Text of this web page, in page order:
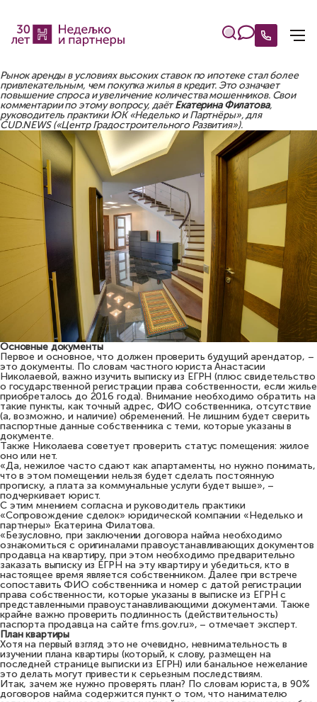
Рынок аренды в условиях высоких ставок по ипотеке стал более
привлекательным, чем покупка жилья в кредит. Это означает
повышение спроса и увеличение количества мошенников. Свои
комментарии по этому вопросу, даётЕкатерина Филатова,
руководитель практики ЮК «Неделько и Партнёры», для
CUD.NEWS («Центр Градостроительного Развития»).
Основные документы
Первое и основное, что должен проверить будущий арендатор, –
это документы. По словам частного юриста Анастасии
Николаевой, важно изучить выписку из ЕГРН (плюс свидетельство
о государственной регистрации права собственности, если жилье
приобреталось до 2016 года). Внимание необходимо обратить на
такие пункты, как точный адрес, ФИО собственника, отсутствие
(а, возможно, и наличие) обременений. Не лишним будет сверить
паспортные данные собственника с теми, которые указаны в
документе.
Также Николаева советует проверить статус помещения: жилое
оно или нет.
«Да, нежилое часто сдают как апартаменты, но нужно понимать,
что в этом помещении нельзя будет сделать постоянную
прописку, а плата за коммунальные услуги будет выше», –
подчеркивает юрист.
С этим мнением согласна и руководитель практики
«Сопровождение сделок» юридической компании «Неделько и
партнеры» Екатерина Филатова.
«Безусловно, при заключении договора найма необходимо
ознакомиться с оригиналами правоустанавливающих документов
продавца на квартиру, при этом необходимо предварительно
заказать выписку из ЕГРН на эту квартиру и убедиться, кто в
настоящее время является собственником. Далее при встрече
сопоставить ФИО собственника и номер с датой регистрации
права собственности, которые указаны в выписке из ЕГРН с
представленными правоустанавливающими документами. Также
крайне важно проверить подлинность (действительность)
паспорта продавца на сайте fms.gov.ru», – отмечает эксперт.
План квартиры
Хотя на первый взгляд это не очевидно, невнимательность в
изучении плана квартиры (который, к слову, размещен на
последней странице выписки из ЕГРН) или банальное нежелание
это делать могут привести к серьезным последствиям.
Итак, зачем же нужно проверять план? По словам юриста, в 90%
договоров найма содержится пункт о том, что нанимателю